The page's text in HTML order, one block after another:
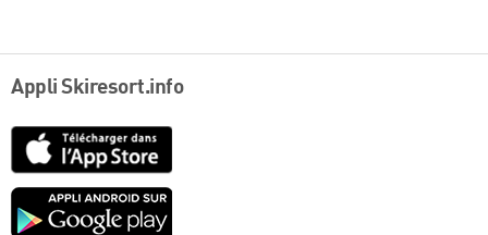
Appli Skiresort.info
Google